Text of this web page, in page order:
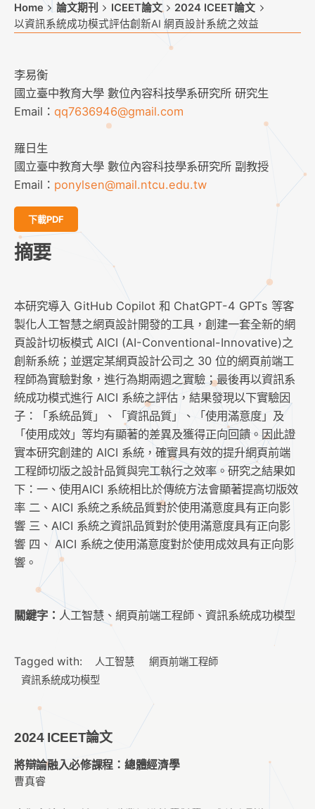
Home 論文期刊 ICEET論文
2024 ICEET論文
以資訊系統成功模式評估創新AI 網頁設計系統之效益
李易衡
國立臺中教育大學 數位內容科技學系研究所 研究生
Email： qq7636946@gmail.com
羅日生
國立臺中教育大學 數位內容科技學系研究所 副教授
Email： ponylsen@mail.ntcu.edu.tw
下載PDF
摘要
本研究導入 GitHub Copilot 和 ChatGPT-4 GPTs 等客
製化人工智慧之網頁設計開發的工具，創建一套全新的網
頁設計切板模式 AICI (AI-Conventional-Innovative)之
創新系統；並選定某網頁設計公司之 30 位的網頁前端工
程師為實驗對象，進行為期兩週之實驗；最後再以資訊系
統成功模式進行 AICI 系統之評估，結果發現以下實驗因
子：「系統品質」、「資訊品質」、「使用滿意度」及
「使用成效」等均有顯著的差異及獲得正向回饋。因此證
實本研究創建的 AICI 系統，確實具有效的提升網頁前端
工程師切版之設計品質與完工執行之效率。研究之結果如
下：一、使用AICI 系統相比於傳統方法會顯著提高切版效
率 二、AICI 系統之系統品質對於使用滿意度具有正向影
響 三、AICI 系統之資訊品質對於使用滿意度具有正向影
響 四、 AICI 系統之使用滿意度對於使用成效具有正向影
響。
關鍵字： 人工智慧、網頁前端工程師、資訊系統成功模型
Tagged with: 人工智慧
網頁前端工程師
資訊系統成功模型
2024 ICEET論文
將辯論融入必修課程：總體經濟學
曹真睿